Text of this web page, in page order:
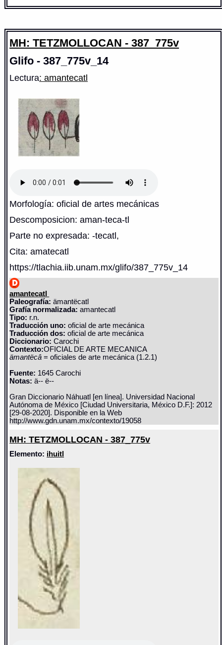
MH: TETZMOLLOCAN - 387_775v
Glifo - 387_775v_14
Lectura: amantecatl
Morfología: oficial de artes mecánicas
Descomposicion: aman-teca-tl
Parte no expresada: -tecatl,
Cita: amatecatl
https://tlachia.iib.unam.mx/glifo/387_775v_14
amantecatl
Paleografía: ämantëcatl
Grafía normalizada: amantecatl
Tipo: r.n.
Traducción uno: oficial de arte mecánica
Traducción dos: oficial de arte mecánica
Diccionario:Carochi
Contexto:OFICIAL DE ARTE MECANICA
ämantëcâ= oficiales de arte mecánica (1.2.1)
Fuente: 1645 Carochi
Notas: ä-- ë--
Gran Diccionario Náhuatl [en línea]. Universidad Nacional
Autónoma de México [Ciudad Universitaria, México D.F.]: 2012
[29-08-2020]. Disponible en la Web
http://www.gdn.unam.mx/contexto/19058
MH: TETZMOLLOCAN - 387_775v
Elemento: ihuitl